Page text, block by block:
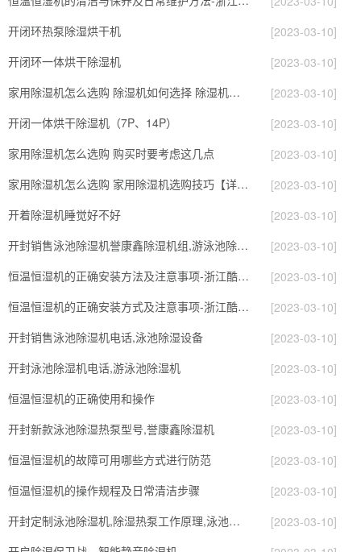
开闭环热泵除湿烘干机
[2023-03-10]
开闭环一体烘干除湿机
[2023-03-10]
家用除湿机怎么选购 除湿机如何选择 除湿机怎么选
[2023-03-10]
开闭一体烘干除湿机（7P、14P）
[2023-03-10]
家用除湿机怎么选购 购买时要考虑这几点
[2023-03-10]
家用除湿机怎么选购 家用除湿机选购技巧【详解】
[2023-03-10]
开着除湿机睡觉好不好
[2023-03-10]
开封销售泳池除湿机誉康鑫除湿机组,游泳池除湿机
[2023-03-10]
恒温恒湿机的正确安装方法及注意事项-浙江酷环境
[2023-03-10]
恒温恒湿机的正确安装方式及注意事项-浙江酷尔环境
[2023-03-10]
开封销售泳池除湿机电话,泳池除湿设备
[2023-03-10]
开封泳池除湿机电话,游泳池除湿机
[2023-03-10]
恒温恒湿机的正确使用和操作
[2023-03-10]
开封新款泳池除湿热泵型号,誉康鑫除湿机
[2023-03-10]
恒温恒湿机的故障可用哪些方式进行防范
[2023-03-10]
恒温恒湿机的操作规程及日常清洁步骤
[2023-03-10]
开封定制泳池除湿机,除湿热泵工作原理,泳池除湿设备
[2023-03-10]